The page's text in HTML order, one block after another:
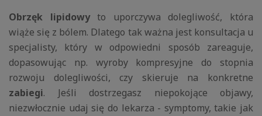
Obrzęk lipidowyto uporczywa dolegliwość, która
wiąże się z bólem. Dlatego tak ważna jest konsultacja u
specjalisty, który w odpowiedni sposób zareaguje,
dopasowując np. wyroby kompresyjne do stopnia
rozwoju dolegliwości, czy skieruje na konkretne
zabiegi. Jeśli dostrzegasz niepokojące objawy,
niezwłocznie udaj się do lekarza - symptomy, takie jak